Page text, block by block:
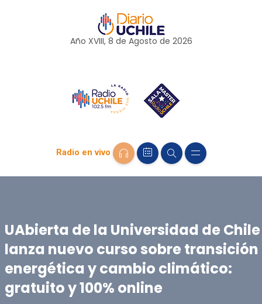
Año XVIII, 8 de Agosto de 2026
Radio en vivo
UAbierta de la Universidad de Chile
lanza nuevo curso sobre transición
energética y cambio climático:
gratuito y 100% online